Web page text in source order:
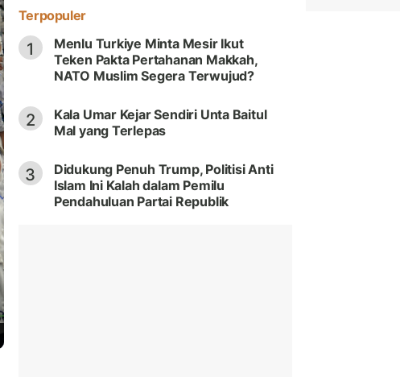
Terpopuler
1
Menlu Turkiye Minta Mesir Ikut
Teken Pakta Pertahanan Makkah,
NATO Muslim Segera Terwujud?
2
Kala Umar Kejar Sendiri Unta Baitul
Mal yang Terlepas
3
Didukung Penuh Trump, Politisi Anti
Islam Ini Kalah dalam Pemilu
Pendahuluan Partai Republik